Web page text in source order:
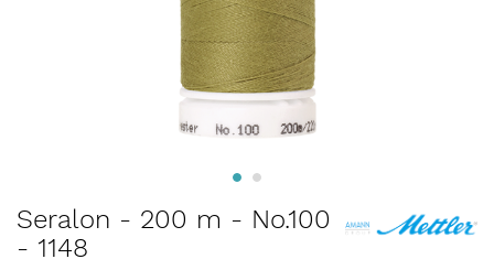
Anfang
der
Seralon - 200 m - No.100
- 1148